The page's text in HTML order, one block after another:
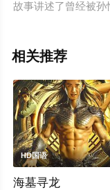
故事讲述了曾经被
相关推荐
HD国语
海墓寻龙